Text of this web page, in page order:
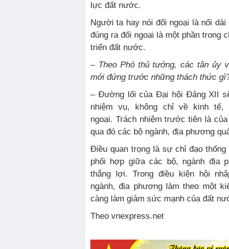
lực đất nước.
Người ta hay nói đối ngoại là nối
đúng ra đối ngoại là một phần trong
triển đất nước.
–Theo Phó thủ tướng, các tân ủy
mới đứng trước những thách thức
– Đường lối của Đại hội Đảng XII
nhiệm vụ, không chỉ về kinh
ngoại. Trách nhiệm trước tiên là
qua đó các bộ ngành, địa phương
Điều quan trọng là sự chỉ đạo
phối hợp giữa các bộ, ngành địa
thắng lợi. Trong điều kiện hội
ngành, địa phương làm theo một
càng làm giảm sức mạnh của đất
Theo vnexpress.net